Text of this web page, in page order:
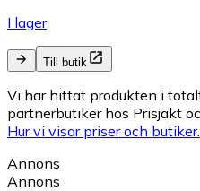
I lager
Till butik
Vi har hittat produkten i
partnerbutiker hos Prisjakt
Hur vi visar priser och butiker.
Annons
Annons